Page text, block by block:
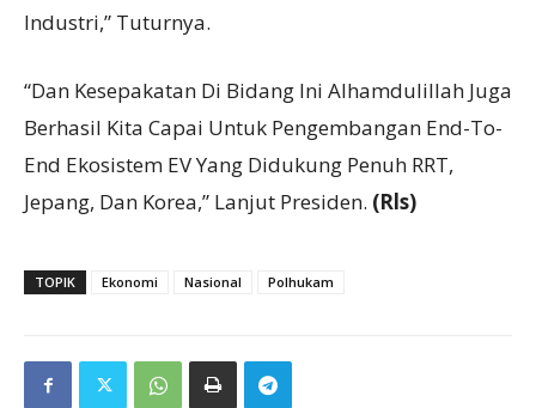
Industri,” Tuturnya.
“Dan Kesepakatan Di Bidang Ini Alhamdulillah Juga
Berhasil Kita Capai Untuk Pengembangan End-To-
End Ekosistem EV Yang Didukung Penuh RRT,
Jepang, Dan Korea,” Lanjut Presiden. (Rls)
TOPIK Ekonomi Nasional Polhukam